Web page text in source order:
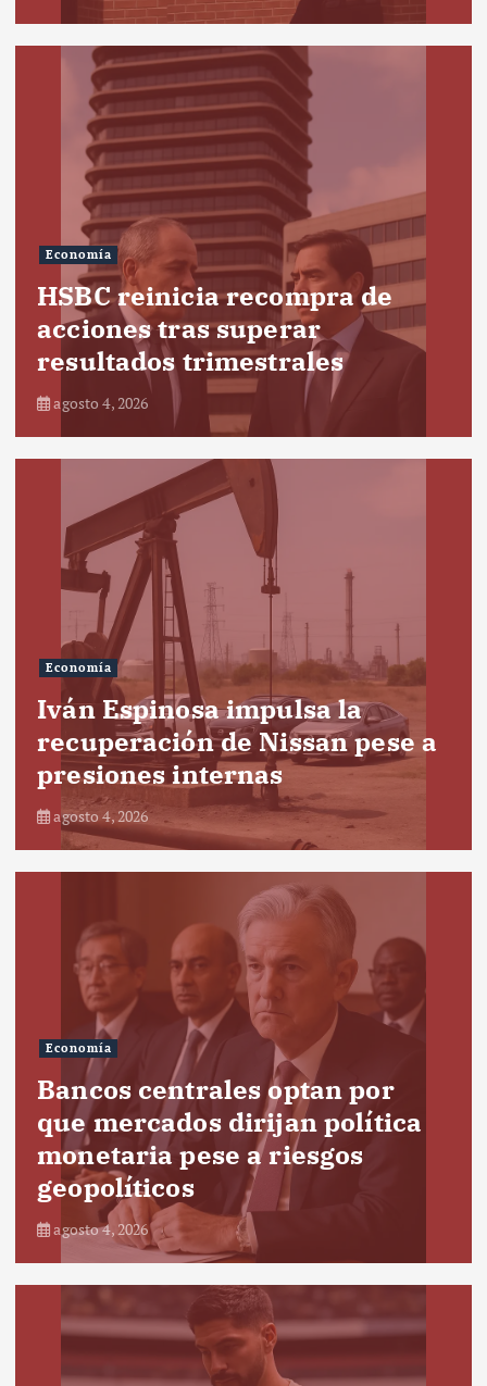
Economía
HSBC reinicia recompra de
acciones tras superar
resultados trimestrales
agosto 4, 2026
Economía
Iván Espinosa impulsa la
recuperación de Nissan pese a
presiones internas
agosto 4, 2026
Economía
Bancos centrales optan por
que mercados dirijan política
monetaria pese a riesgos
geopolíticos
agosto 4, 2026